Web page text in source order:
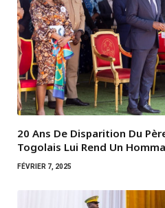
20 Ans De Disparition Du
Togolais Lui Rend Un
FÉVRIER 7, 2025